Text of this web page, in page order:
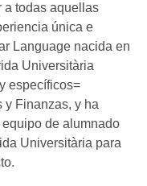
a todas aquellas
única e
Language nacida en
Universitària
específicos=
y Finanzas, y ha
de alumnado
Universitària para